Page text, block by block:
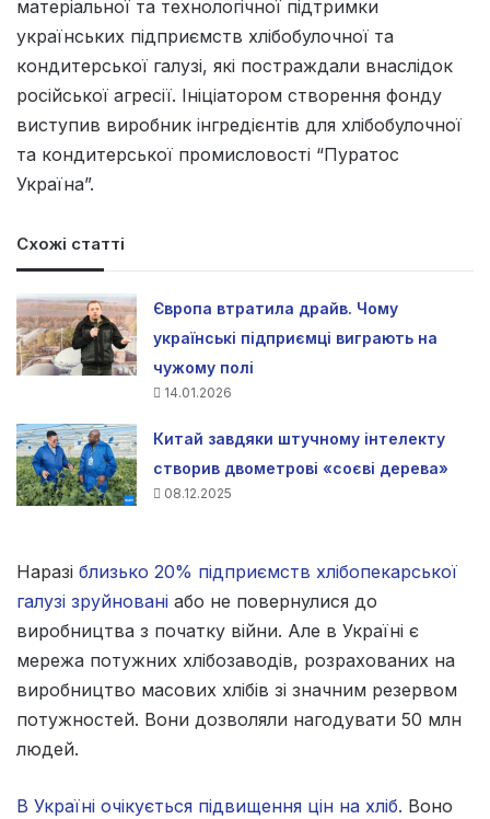
матеріальної та технологічної підтримки
українських підприємств хлібобулочної та
кондитерської галузі, які постраждали внаслідок
російської агресії. Ініціатором створення фонду
виступив виробник інгредієнтів для хлібобулочної
та кондитерської промисловості “Пуратос
Україна”.
Схожі статті
Європа втратила драйв. Чому
українські підприємці виграють на
чужому полі
14.01.2026
Китай завдяки штучному інтелекту
створив двометрові «соєві дерева»
08.12.2025
Наразі близько 20% підприємств хлібопекарської
галузі зруйновані або не повернулися до
виробництва з початку війни. Але в Україні є
мережа потужних хлібозаводів, розрахованих на
виробництво масових хлібів зі значним резервом
потужностей. Вони дозволяли нагодувати 50 млн
людей.
В Україні очікується підвищення цін на хліб. Воно